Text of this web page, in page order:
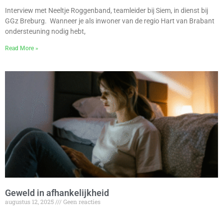
Interview met Neeltje Roggenband, teamleider bij Siem, in dienst bij
GGz Breburg. Wanneer je als inwoner van de regio Hart van Brabant
ondersteuning nodig hebt,
Read More »
Geweld in afhankelijkheid
augustus 12, 2025
Geen reacties